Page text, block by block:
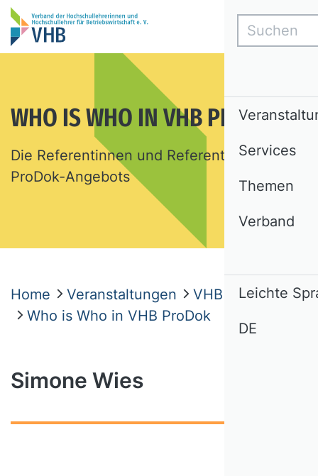
WHO IS WHO IN VHB PRODOK
Die Referentinnen und Referenten des VHB
ProDok-Angebots
Home Veranstaltungen
VHB ProDok
Who is Who in VHB ProDok
Simone Wies
Suchen
Services
Themen
Verband
Leichte
DE